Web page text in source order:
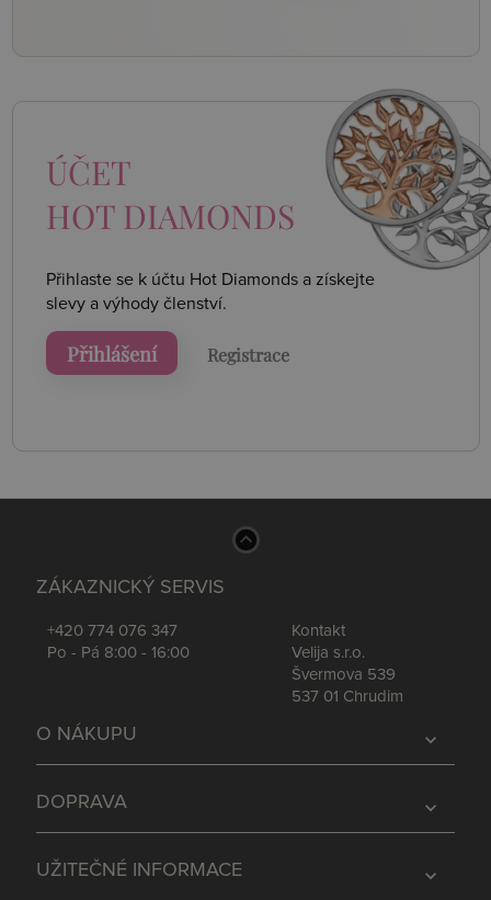
ÚČET
HOT DIAMONDS
Přihlaste se k účtu Hot Diamonds a získejte
slevy a výhody členství.
Přihlášení Registrace
ZÁKAZNICKÝ SERVIS
+420 774 076 347
Po - Pá 8:00 - 16:00
Kontakt
Velija s.r.o.
Švermova 539
537 01 Chrudim
expand_more
O NÁKUPU
expand_more
DOPRAVA
expand_more
UŽITEČNÉ INFORMACE